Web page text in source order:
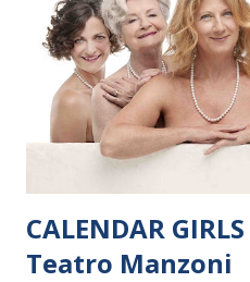
consecutivo. Il pubblico
giovani artisti della Baltic Sea
volta. L’orchestra, fondata nel
da un prestigioso consiglio di
CALENDAR
Teatro Manzoni